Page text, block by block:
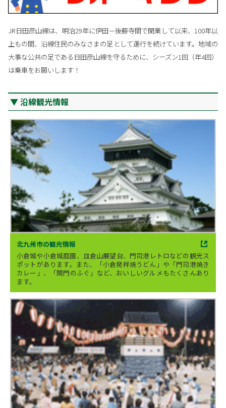
JR日田彦山線は、明治29年に伊田－後藤寺間で開業して以来、100年以
上もの間、沿線住民のみなさまの足として運行を続けています。地域の
大事な公共の足である日田彦山線を守るために、シーズン1回（年4回）
は乗車をお願いします！
沿線観光情報
北九州市の観光情報
小倉城や小倉城庭園、皿倉山展望台、門司港レトロなどの観光ス
ポットがあります。また、「小倉発祥焼うどん」や「門司港焼き
カレー」、「関門のふぐ」など、おいしいグルメもたくさんあり
ます。